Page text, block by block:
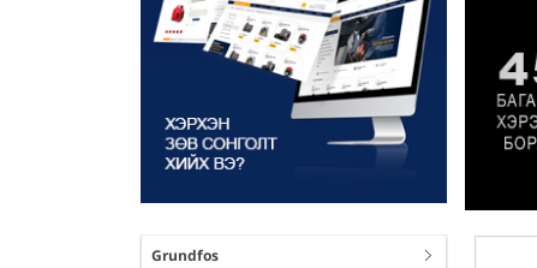
Grundfos